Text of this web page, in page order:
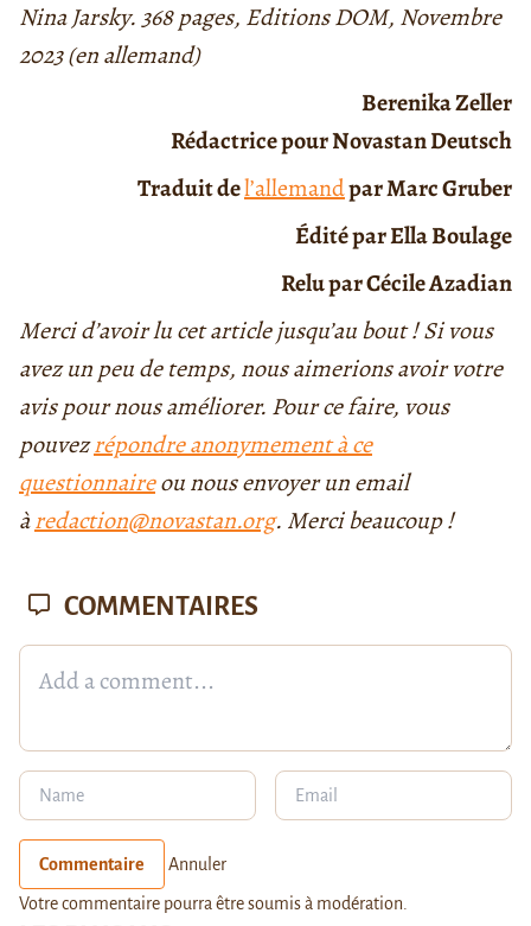
Nina Jarsky. 368 pages, Editions DOM, Novembre
2023 (en allemand)
Berenika Zeller
Rédactrice pour Novastan Deutsch
Traduit del’allemandpar Marc Gruber
Édité par Ella Boulage
Relu par Cécile Azadian
Merci d’avoir lu cet article jusqu’au bout ! Si vous
avez un peu de temps, nous aimerions avoir votre
avis pour nous améliorer. Pour ce faire, vous
pouvezrépondre anonymement à ce
questionnaireou nous envoyer un email
àredaction@novastan.org. Merci beaucoup !
COMMENTAIRES
Commentaire Annuler
Votre commentaire pourra être soumis à modération.